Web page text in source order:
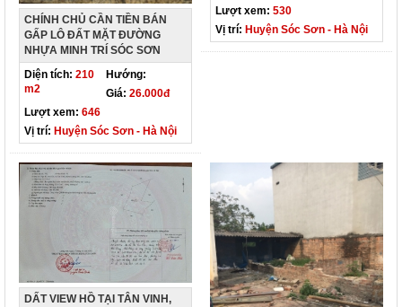
CHÍNH CHỦ CẦN TIỀN BÁN
GẤP LÔ ĐẤT MẶT ĐƯỜNG
NHỰA MINH TRÍ SÓC SƠN
Diện tích: 210
m2
Hướng:
Giá: 26.000đ
Lượt xem: 646
Vị trí: Huyện Sóc Sơn - Hà Nội
Lượt xem: 530
Vị trí: Huyện Sóc Sơn - Hà Nội
DẤT VIEW HỒ TẠI TÂN VINH,